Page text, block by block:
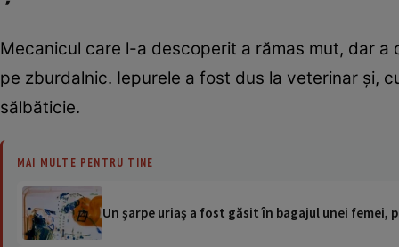
Mecanicul care l-a descoperit a rămas mut, dar
pe zburdalnic. Iepurele a fost dus la veterinar și,
sălbăticie.
MAI MULTE PENTRU TINE
Un șarpe uriaș a fost găsit în bagajul unei femei,